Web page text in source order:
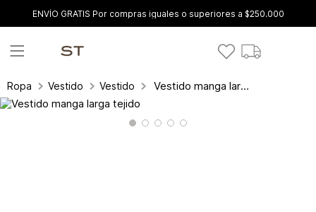
ENVÍO GRATIS Por compras iguales o superiores a $250.000
Ropa Vestidos Vestidos Cortos Vestido manga larga tejido